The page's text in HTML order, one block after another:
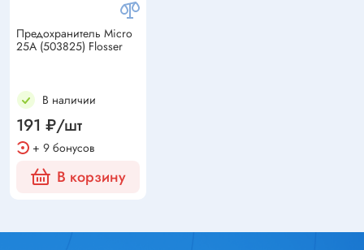
Предохранитель Micro
25А (503825) Flosser
В наличии
191 ₽/шт
+ 9 бонусов
В корзину